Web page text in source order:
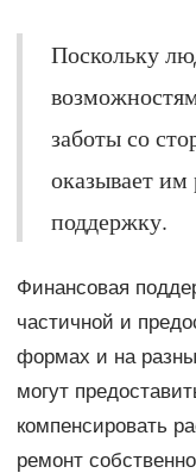
Поскольку
заботы со
оказывает
поддержку.
Финансовая
частичной и
формах и на
могут
компенсировать
ремонт